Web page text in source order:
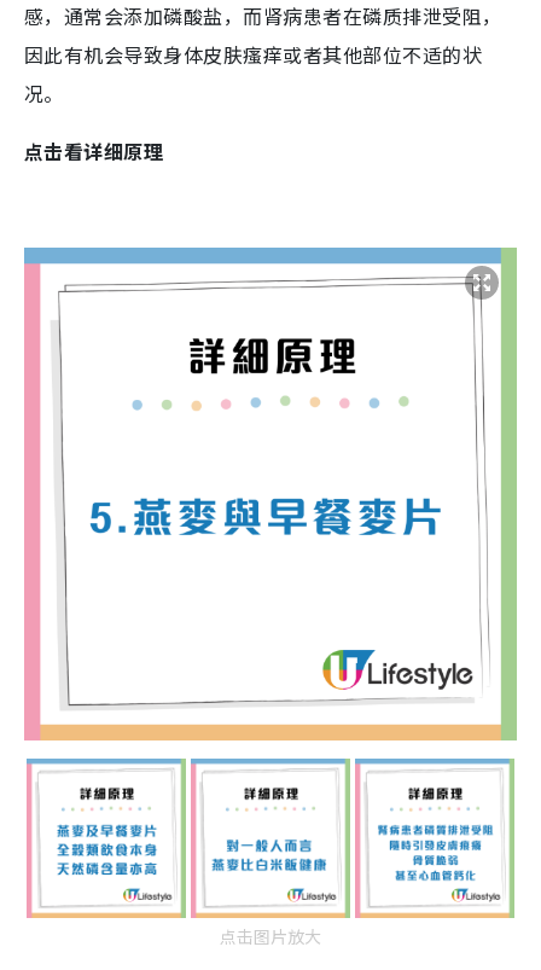
感，通常会添加磷酸盐，而肾病患者在磷质排泄受阻，
因此有机会导致身体皮肤瘙痒或者其他部位不适的状
况。
点击看详细原理
点击图片放大